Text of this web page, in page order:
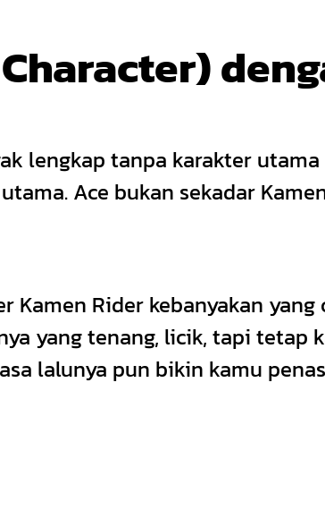
Character)
lengkap tanpa karakter
Ace bukan sekadar
Kamen Rider kebanyakan
yang tenang, licik, tapi
lalunya pun bikin kamu